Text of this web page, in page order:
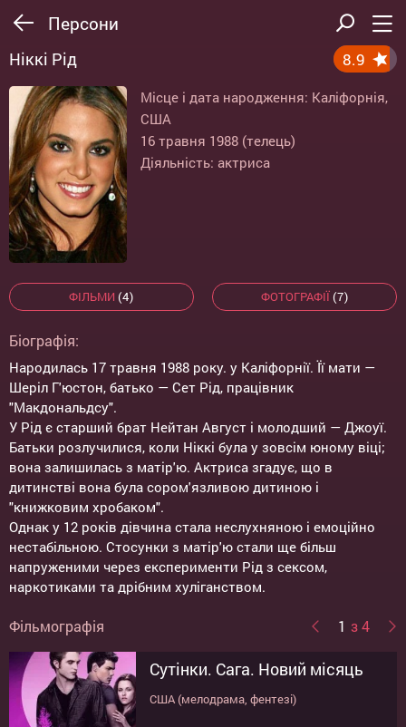
Персони
Ніккі Рід 8.9
Місце і дата народження: Каліфорнія,
США
16 травня 1988 (телець)
Діяльність: актриса
ФІЛЬМИ (4) ФОТОГРАФІЇ(7)
Біографія:
Народилась 17 травня 1988 року. у Каліфорнії. Її мати —
Шеріл Г'юстон, батько — Сет Рід, працівник
"Макдональдсу".
У Рід є старший брат Нейтан Август і молодший — Джоуї.
Батьки розлучилися, коли Ніккі була у зовсім юному віці;
вона залишилась з матір'ю. Актриса згадує, що в
дитинстві вона була сором'язливою дитиною і
"книжковим хробаком".
Однак у 12 років дівчина стала неслухняною і емоційно
нестабільною. Стосунки з матір'ю стали ще більш
напруженими через експерименти Рід з сексом,
наркотиками та дрібним хуліганством.
Фільмографія 1 з 4
Сутінки. Сага. Новий місяць
США (мелодрама, фентезі)
Сутінки
США (трилер, драма, бойовик, жахи)
Сутінки. Сага. Світанок.
Частина 1
У Міні це в перший раз
США (драма, комедія)